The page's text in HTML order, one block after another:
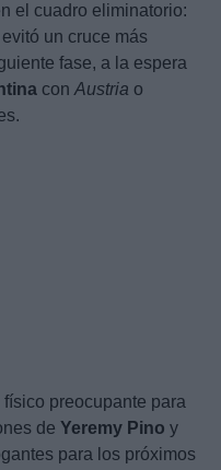
el cuadro eliminatorio:
un cruce más
fase, a la espera
con Austria o
preocupante para
de Yeremy Pino y
para los próximos